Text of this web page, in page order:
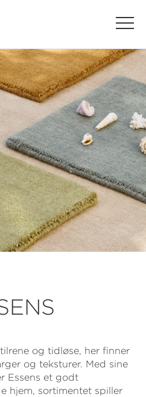
og tidløse, her finner
og teksturer. Med sine
Essens et godt
hjem, sortimentet spiller